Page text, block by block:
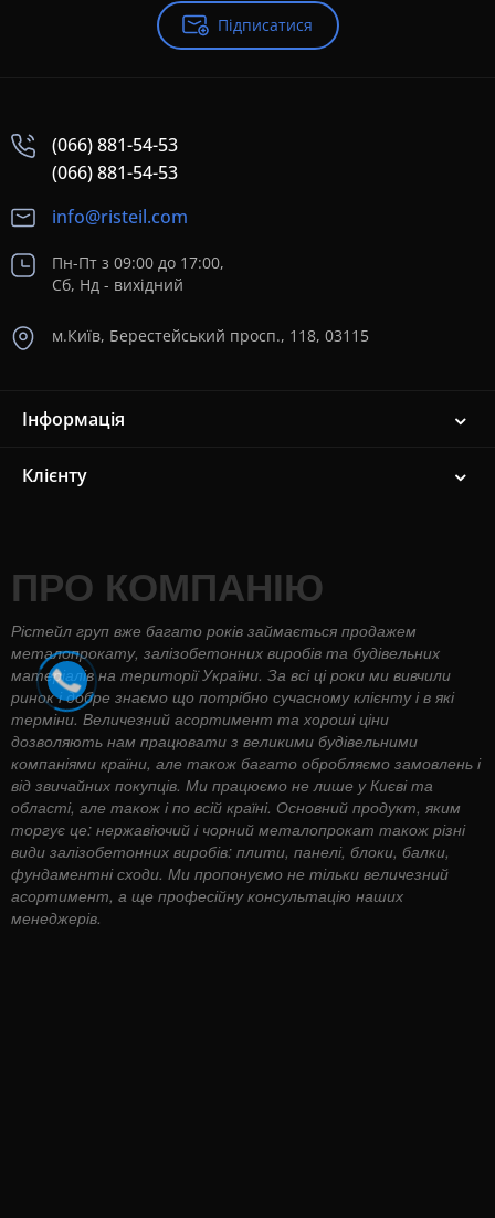
Підписатися
(066) 881-54-53
(066) 881-54-53
info@risteil.com
Пн-Пт з 09:00 до 17:00,
Сб, Нд - вихідний
м.Київ, Берестейський просп., 118, 03115
Інформація
Клієнту
ПРО КОМПАНІЮ
Рістейл груп вже багато років займається продажем
металопрокату, залізобетонних виробів та будівельних
матеріалів на території України. За всі ці роки ми вивчили
ринок і добре знаємо що потрібно сучасному клієнту і в які
терміни. Величезний асортимент та хороші ціни
дозволяють нам працювати з великими будівельними
компаніями країни, але також багато обробляємо замовлень і
від звичайних покупців. Ми працюємо не лише у Києві та
області, але також і по всій країні. Основний продукт, яким
торгує це: нержавіючий і чорний металопрокат також різні
види залізобетонних виробів: плити, панелі, блоки, балки,
фундаментні сходи. Ми пропонуємо не тільки величезний
асортимент, а ще професійну консультацію наших
менеджерів.